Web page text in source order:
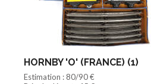
HORNBY 'O' (FRANCE) (1)
Estimation : 80/90 €